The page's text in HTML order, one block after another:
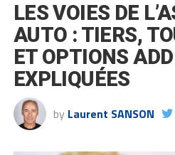
LES VOIES DE
AUTO : TIERS,
ET OPTIONS
EXPLIQUÉES
by Laurent SANSON